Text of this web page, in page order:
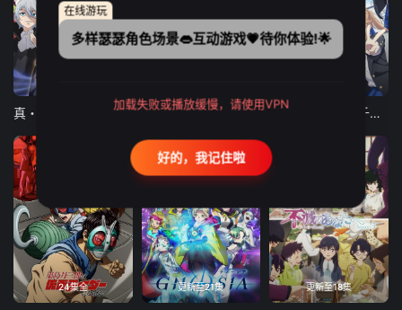
真・进化果 实不知不觉踏上胜利的人生 东京猫猫 NEW～♡ 弹珠汽水瓶里的千岁同学
24集全 更新至21集 更新至18集
在线游玩
多样瑟瑟角色场景👄互动游戏💗待你体验!🌟
加载失败或播放缓慢，请使用VPN
好的，我记住啦